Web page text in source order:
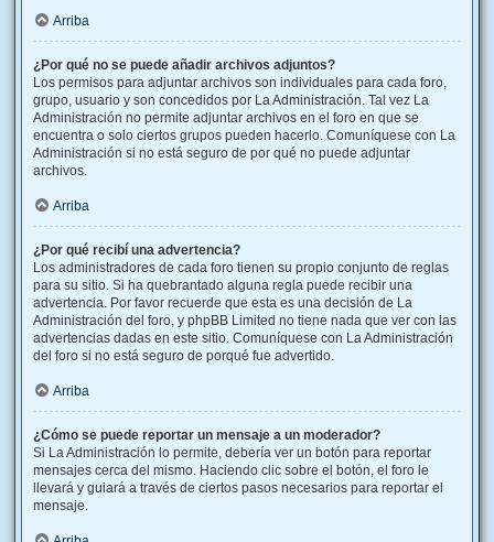
Arriba
¿Por qué no se puede añadir archivos adjuntos?
Los permisos para adjuntar archivos son individuales para cada foro,
grupo, usuario y son concedidos por La Administración. Tal vez La
Administración no permite adjuntar archivos en el foro en que se
encuentra o solo ciertos grupos pueden hacerlo. Comuníquese con La
Administración si no está seguro de por qué no puede adjuntar
archivos.
Arriba
¿Por qué recibí una advertencia?
Los administradores de cada foro tienen su propio conjunto de reglas
para su sitio. Si ha quebrantado alguna regla puede recibir una
advertencia. Por favor recuerde que esta es una decisión de La
Administración del foro, y phpBB Limited no tiene nada que ver con las
advertencias dadas en este sitio. Comuníquese con La Administración
del foro si no está seguro de porqué fue advertido.
Arriba
¿Cómo se puede reportar un mensaje a un moderador?
Si La Administración lo permite, debería ver un botón para reportar
mensajes cerca del mismo. Haciendo clic sobre el botón, el foro le
llevará y guiará a través de ciertos pasos necesarios para reportar el
mensaje.